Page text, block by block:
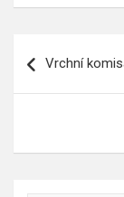
pro
Vrchní